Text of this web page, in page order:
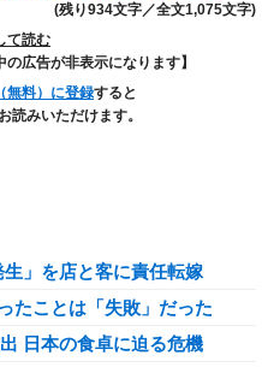
(残り934文字／全文1,075文字)
て読む
広告が非表示になります】
無料）に登録すると
読みいただけます。
」を店と客に責任転嫁
たことは「失敗」だった
日本の食卓に迫る危機